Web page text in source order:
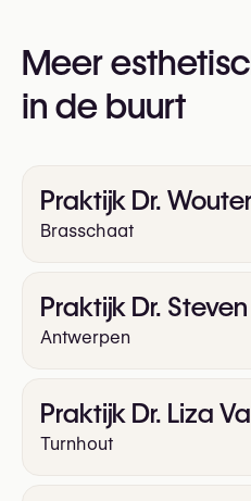
https://plastischechirurgie-
Meer
in de buurt
Praktijk Dr.
Brasschaat
Praktijk Dr.
Antwerpen
Praktijk Dr. Liza
Turnhout